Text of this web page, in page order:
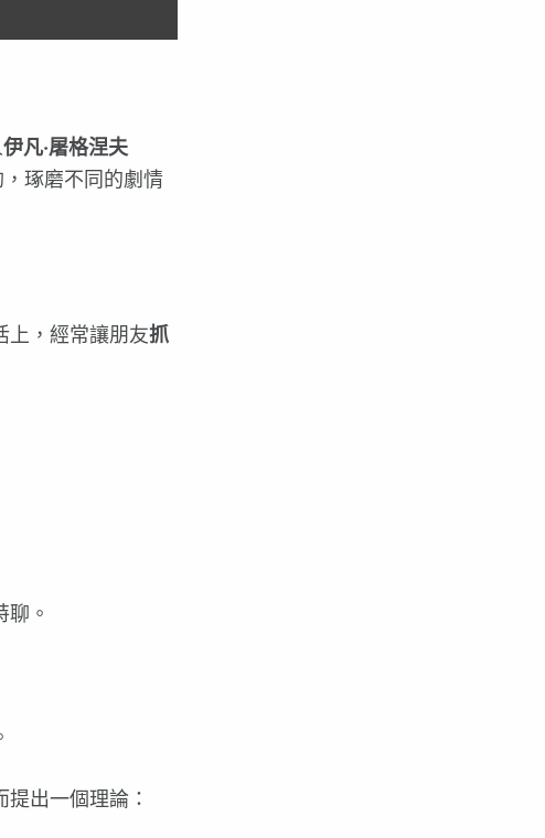
伊凡‧屠格涅夫
琢磨不同的劇情
上，經常讓朋友抓
。
出一個理論：